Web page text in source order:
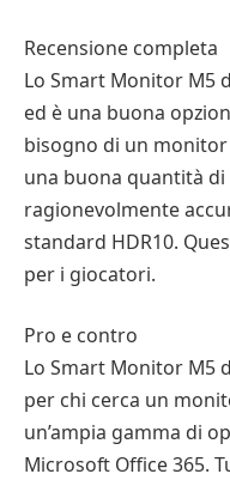
Recensione completa
Lo Smart Monitor M5
ed è una buona
bisogno di un monitor
una buona quantità
ragionevolmente
standard HDR10.
per i giocatori.
Pro e contro
Lo Smart Monitor M5
per chi cerca un
un’ampia gamma di
Microsoft Office 365.